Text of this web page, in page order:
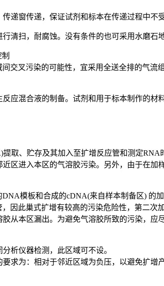
递窗传递，保证试剂和标本在传递过程中不
清扫，耐腐蚀。没有条件的也可采用水磨石
交叉污染的可能性，宜采用全送全排的气流
应混合液的制备。试剂和用于标本制作的
取、贮存及其加入至扩增反应管和测定RNA
区进入本区的气溶胶污染。另外，由于在加
模板和合成的cDNA(来自样本制备区) 的
因此巢式扩增有较高的污染危险性，第二次
从本区漏出。为避免气溶胶所致的污染，应
析仪器检测，此区域可不设。
求为：相对于邻近区域为负压，以避免扩增